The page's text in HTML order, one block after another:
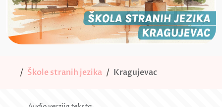
Škole stranih jezika Kragujevac